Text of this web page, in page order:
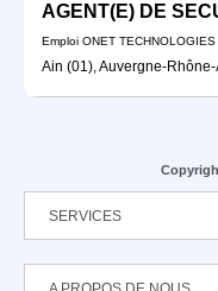
AGENT(E) DE
Emploi ONET TECHNOLOGIES
Ain (01), Auvergne-
SERVICES